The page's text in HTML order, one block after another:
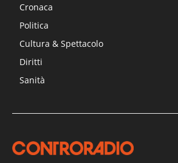
Cronaca
Politica
Cultura & Spettacolo
Diritti
Sanità